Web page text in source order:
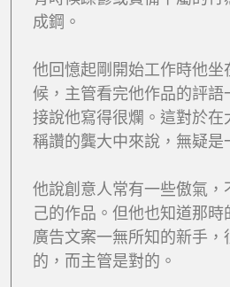
成鋼。
他回憶起剛開始工作時他坐
候，主管看完他作品的評語
接說他寫得很爛。這對於在
稱讚的龔大中來說，無疑是
他說創意人常有一些傲氣，
己的作品。但他也知道那時
廣告文案一無所知的新手，
的，而主管是對的。